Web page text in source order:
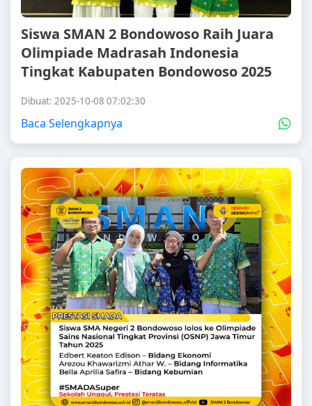
Siswa SMAN 2 Bondowoso Raih Juara
Olimpiade Madrasah Indonesia
Tingkat Kabupaten Bondowoso 2025
Dibuat: 2025-10-08 07:02:30
Baca Selengkapnya